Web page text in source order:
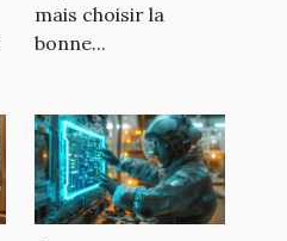
mais choisir la
bonne...